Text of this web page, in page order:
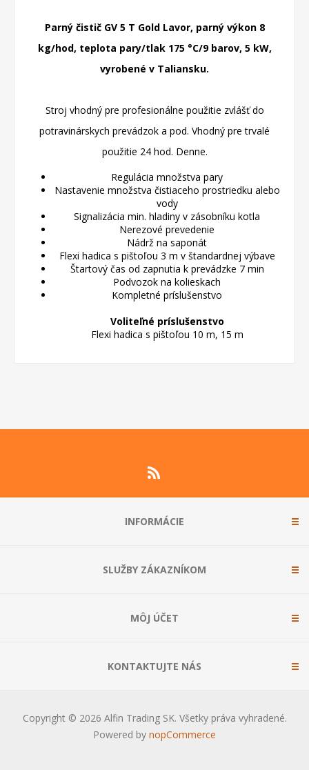
Parný čistič GV 5 T Gold Lavor, parný výkon 8
kg/hod, teplota pary/tlak 175 °C/9 barov, 5 kW,
vyrobené v Taliansku.
Stroj vhodný pre profesionálne použitie zvlášť do
potravinárskych prevádzok a pod. Vhodný pre trvalé
použitie 24 hod. Denne.
Regulácia množstva pary
Nastavenie množstva čistiaceho prostriedku alebo
vody
Signalizácia min. hladiny v zásobníku kotla
Nerezové prevedenie
Nádrž na saponát
Flexi hadica s pištoľou 3 m v štandardnej výbave
Štartový čas od zapnutia k prevádzke 7 min
Podvozok na kolieskach
Kompletné príslušenstvo
Voliteľné príslušenstvo
Flexi hadica s pištoľou 10 m, 15 m
INFORMÁCIE
SLUŽBY ZÁKAZNÍKOM
MÔJ ÚČET
KONTAKTUJTE NÁS
Copyright © 2026 Alfin Trading SK. Všetky práva vyhradené.
Powered by nopCommerce